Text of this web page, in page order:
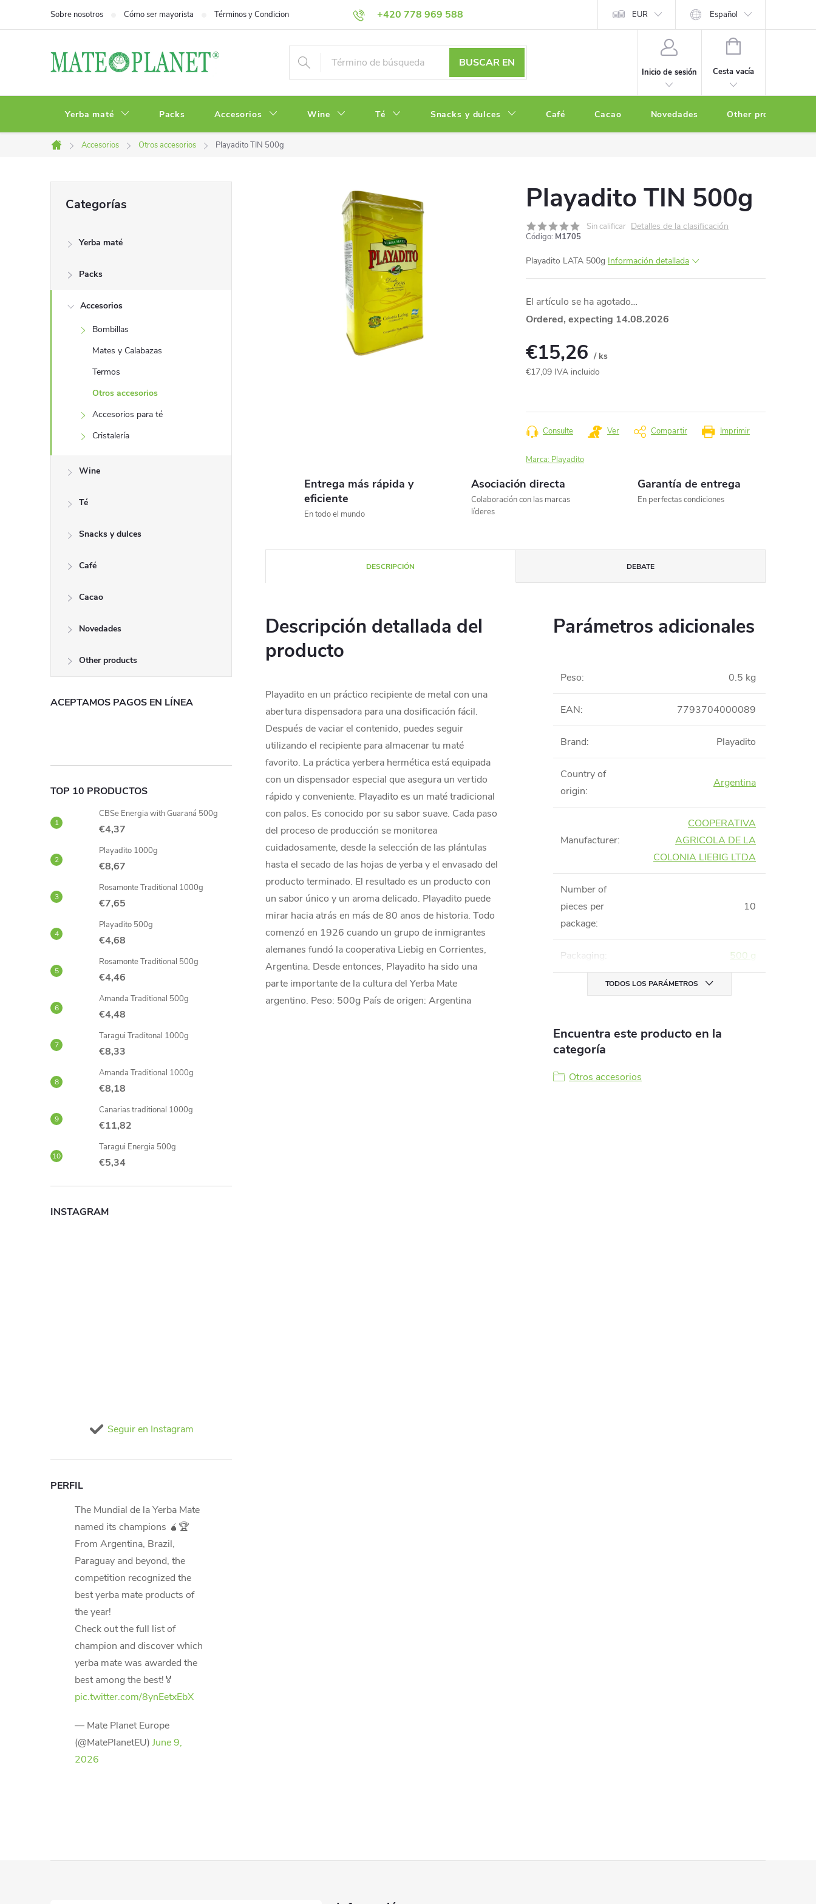
+420 778 969 588
Sobre nosotros Cómo ser mayorista Términos y Condiciones Política de Privacidad EUR Español
BUSCAR EN
Inicio de sesión
CESTA
LA
Cesta vacía
Yerba maté Packs Accesorios Wine Té Snacks y dulces Café Cacao Novedades Other products
Inicio
Accesorios Otros accesorios Playadito TIN 500g
r
categorías
Categorías
Yerba maté
Packs
Accesorios
Bombillas
Mates y Calabazas
Termos
Otros accesorios
Accesorios para té
Cristalería
Wine
Té
Snacks y dulces
Café
Cacao
Novedades
Other products
ACEPTAMOS PAGOS EN LÍNEA
TOP 10 PRODUCTOS
CBSe Energia with Guaraná 500g
€4,37
Playadito 1000g
€8,67
Rosamonte Traditional 1000g
€7,65
Playadito 500g
€4,68
Rosamonte Traditional 500g
€4,46
Amanda Traditional 500g
€4,48
Taragui Traditonal 1000g
€8,33
Amanda Traditional 1000g
€8,18
Canarias traditional 1000g
€11,82
Taragui Energia 500g
€5,34
INSTAGRAM
Seguir en Instagram
PERFIL
The Mundial de la Yerba Mate
named its champions 🧉🏆
From Argentina, Brazil,
Paraguay and beyond, the
competition recognized the
best yerba mate products of
the year!
Check out the full list of
champion and discover which
yerba mate was awarded the
best among the best!🏅
pic.twitter.com/8ynEetxEbX
— Mate Planet Europe
(@MatePlanetEU) June 9,
2026
Playadito TIN 500g
Sin calificar Detalles de la clasificación
Código: M1705
Playadito LATA 500g Información detallada
El artículo se ha agotado…
Ordered, expecting 14.08.2026
€15,26 / ks
€17,09 IVA incluido
la
medida:
Imprimir
Consulte Ver Compartir
Marca: Playadito
Entrega más rápida y
eficiente
En todo el mundo
Asociación directa
Colaboración con las marcas
líderes
Garantía de entrega
En perfectas condiciones
DESCRIPCIÓN DEBATE
Descripción detallada del
producto
Playadito en un práctico recipiente de metal con una
abertura dispensadora para una dosificación fácil.
Después de vaciar el contenido, puedes seguir
utilizando el recipiente para almacenar tu maté
favorito. La práctica yerbera hermética está equipada
con un dispensador especial que asegura un vertido
rápido y conveniente. Playadito es un maté tradicional
con palos. Es conocido por su sabor suave. Cada paso
del proceso de producción se monitorea
cuidadosamente, desde la selección de las plántulas
hasta el secado de las hojas de yerba y el envasado del
producto terminado. El resultado es un producto con
un sabor único y un aroma delicado. Playadito puede
mirar hacia atrás en más de 80 anos de historia. Todo
comenzó en 1926 cuando un grupo de inmigrantes
alemanes fundó la cooperativa Liebig en Corrientes,
Argentina. Desde entonces, Playadito ha sido una
parte importante de la cultura del Yerba Mate
argentino. Peso: 500g País de origen: Argentina
Parámetros adicionales
Peso: 0.5 kg
EAN: 7793704000089
Brand: Playadito
Country of
origin:
Argentina
Manufacturer:
COOPERATIVA
AGRICOLA DE LA
COLONIA LIEBIG LTDA
Number of
pieces per
package:
10
Packaging: 500 g
TODOS LOS PARÁMETROS
Encuentra este producto en la
categoría
Otros accesorios